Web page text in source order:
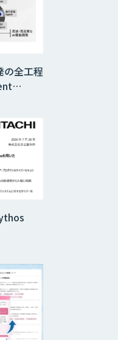
の全工程